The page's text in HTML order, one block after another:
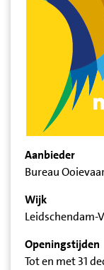
Aanbieder
Bureau
Wijk
Leidschendam-
Openingstijden
Tot en met 31